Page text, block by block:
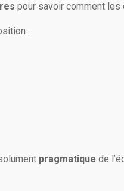
pour savoir comment les
:
pragmatique de